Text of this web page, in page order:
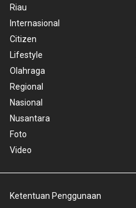
Riau
Internasional
Citizen
Lifestyle
Olahraga
Regional
Nasional
Nusantara
Foto
Video
Ketentuan Penggunaan